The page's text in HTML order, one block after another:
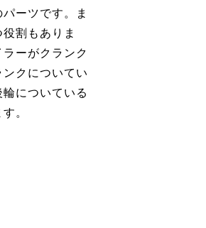
ーツです。ま
割もありま
ーがクランク
クについてい
についている
。